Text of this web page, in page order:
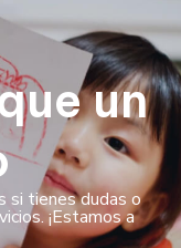
un
si tienes dudas o
¡Estamos a